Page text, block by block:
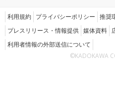
利用規約 プライバシーポリシー 推奨
プレスリリース・情報提供 媒体資料
利用者情報の外部送信について
©KADOKAWA